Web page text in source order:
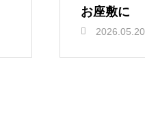
お座敷に
2026.05.20